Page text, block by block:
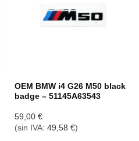
OEM BMW i4 G26 M50 black
badge – 51145A63543
59,00 €
(sin IVA: 49,58 €)